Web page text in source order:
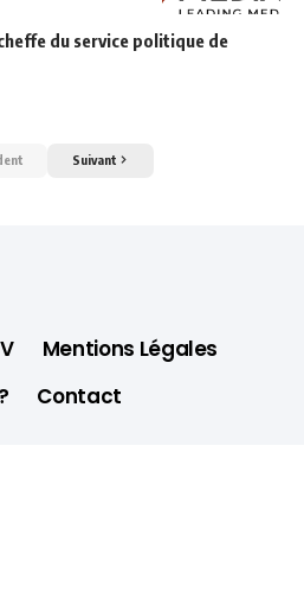
du service politique de
Suivant
Mentions Légales
Contact